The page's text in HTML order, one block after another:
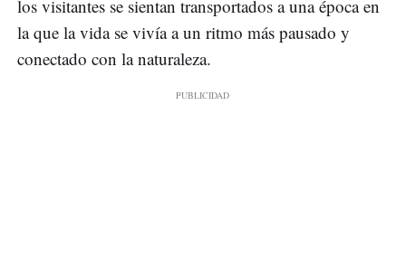
los visitantes se sientan transportados a una época en
la que la vida se vivía a un ritmo más pausado y
conectado con la naturaleza.